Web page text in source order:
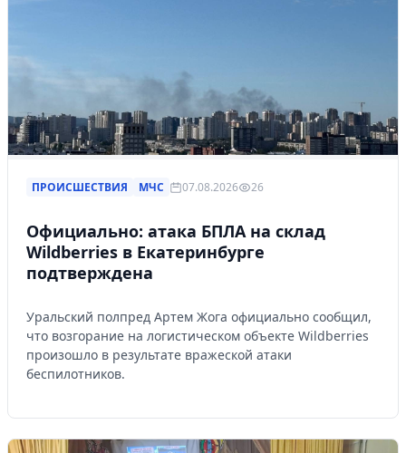
ПРОИСШЕСТВИЯ МЧС 07.08.2026 26
Официально: атака БПЛА на склад
Wildberries в Екатеринбурге
подтверждена
Уральский полпред Артем Жога официально сообщил,
что возгорание на логистическом объекте Wildberries
произошло в результате вражеской атаки
беспилотников.